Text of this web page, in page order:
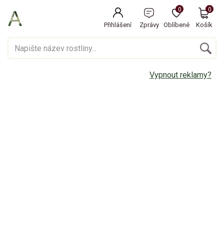
Přihlášení Zprávy Oblíbené
0
Košík
0
Vypnout reklamy?